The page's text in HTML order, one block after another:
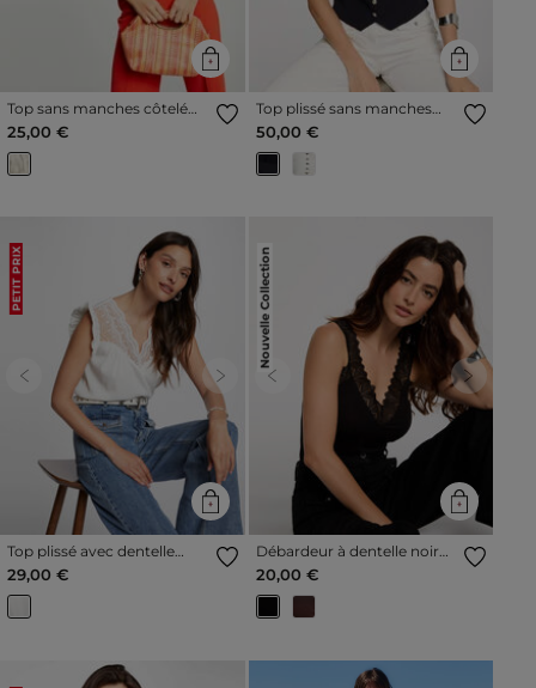
Top sans manches côtelé
multicolore femme
25,00 €
Top plissé sans manches
bleu marine femme
50,00 €
PETIT PRIX
Previous Next
Top plissé avec dentelle
ivoire femme
29,00 €
Nouvelle Collection
Previous Next
Débardeur à dentelle noir
femme
20,00 €